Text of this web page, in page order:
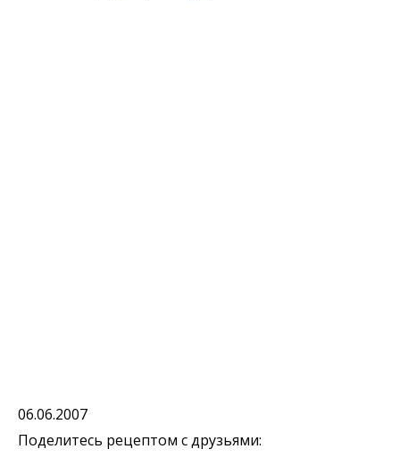
06.06.2007
Поделитесь рецептом с друзьями: